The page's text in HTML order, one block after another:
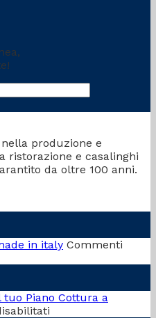
produzione e
ristorazione e casalinghi
da oltre 100 anni.
in italy Commenti
Piano Cottura a